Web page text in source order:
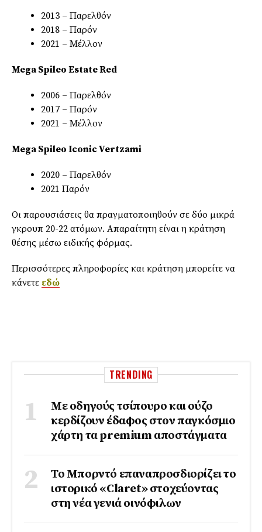
2013 – Παρελθόν
2018 – Παρόν
2021 – Μέλλον
Mega Spileo Estate Red
2006 – Παρελθόν
2017 – Παρόν
2021 – Μέλλον
Mega Spileo Iconic Vertzami
2020 – Παρελθόν
2021 Παρόν
Οι παρουσιάσεις θα πραγματοποιηθούν σε δύο μικρά
γκρουπ 20-22 ατόμων. Απαραίτητη είναι η κράτηση
θέσης μέσω ειδικής φόρμας.
Περισσότερες πληροφορίες και κράτηση μπορείτε να
κάνετε εδώ
TRENDING
Με οδηγούς τσίπουρο και ούζο
κερδίζουν έδαφος στoν παγκόσμιο
χάρτη τα premium αποστάγματα
Το Μπορντό επαναπροσδιορίζει το
ιστορικό «Claret» στοχεύοντας
στη νέα γενιά οινόφιλων